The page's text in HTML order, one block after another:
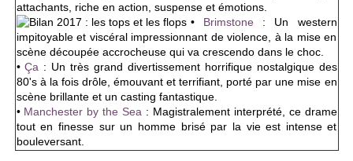
attachants, riche en action, suspense et émotions.
• Brimstone : Un western
impitoyable et viscéral impressionnant de violence, à la mise en
scène découpée accrocheuse qui va crescendo dans le choc.
•Ça : Un très grand divertissement horrifique nostalgique des
80's à la fois drôle, émouvant et terrifiant, porté par une mise en
scène brillante et un casting fantastique.
• Manchester by the Sea : Magistralement interprété, ce drame
tout en finesse sur un homme brisé par la vie est intense et
bouleversant.